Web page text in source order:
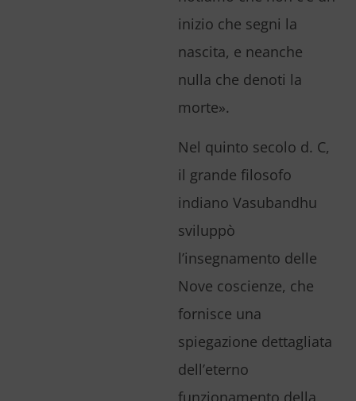
inizio che segni la
nascita, e neanche
nulla che denoti la
morte».
Nel quinto secolo d. C,
il grande filosofo
indiano Vasubandhu
sviluppò
l’insegnamento delle
Nove coscienze, che
fornisce una
spiegazione dettagliata
dell’eterno
funzionamento della